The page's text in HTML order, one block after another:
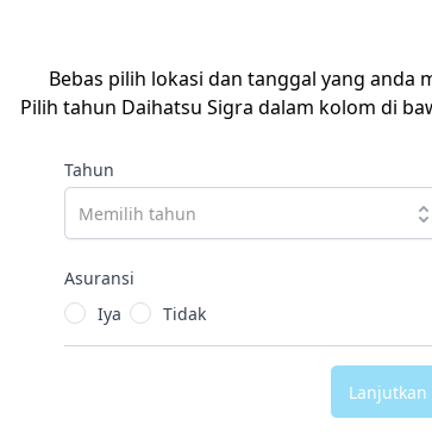
Bebas pilih lokasi dan tanggal yang anda
Pilih tahun Daihatsu Sigra dalam kolom di
Tahun
Asuransi
Iya
Tidak
Lanjutkan